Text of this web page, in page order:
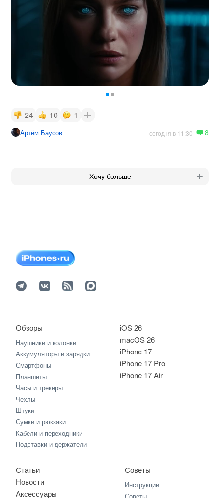
24 10 1
Артём Баусов сегодня в 11:30 8
Хочу больше
iOS 26
macOS 26
iPhone 17
iPhone 17 Pro
iPhone 17 Air
Обзоры
Наушники и колонки
Аккумуляторы и зарядки
Смартфоны
Планшеты
Часы и трекеры
Чехлы
Штуки
Сумки и рюкзаки
Кабели и переходники
Подставки и держатели
Статьи
Новости
Аксессуары
Советы
Инструкции
Советы